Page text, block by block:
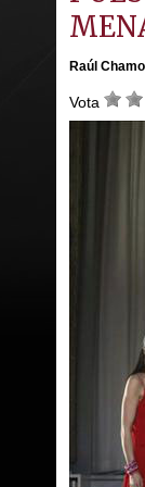
Raúl
Vota